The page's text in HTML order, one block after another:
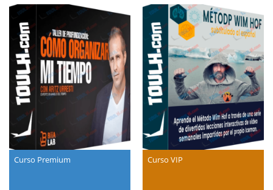
Curso Premium Curso VIP